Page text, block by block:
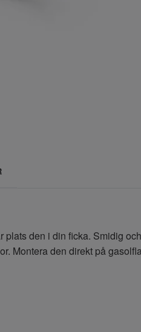
plats den i din ficka. Smidig
Montera den direkt på